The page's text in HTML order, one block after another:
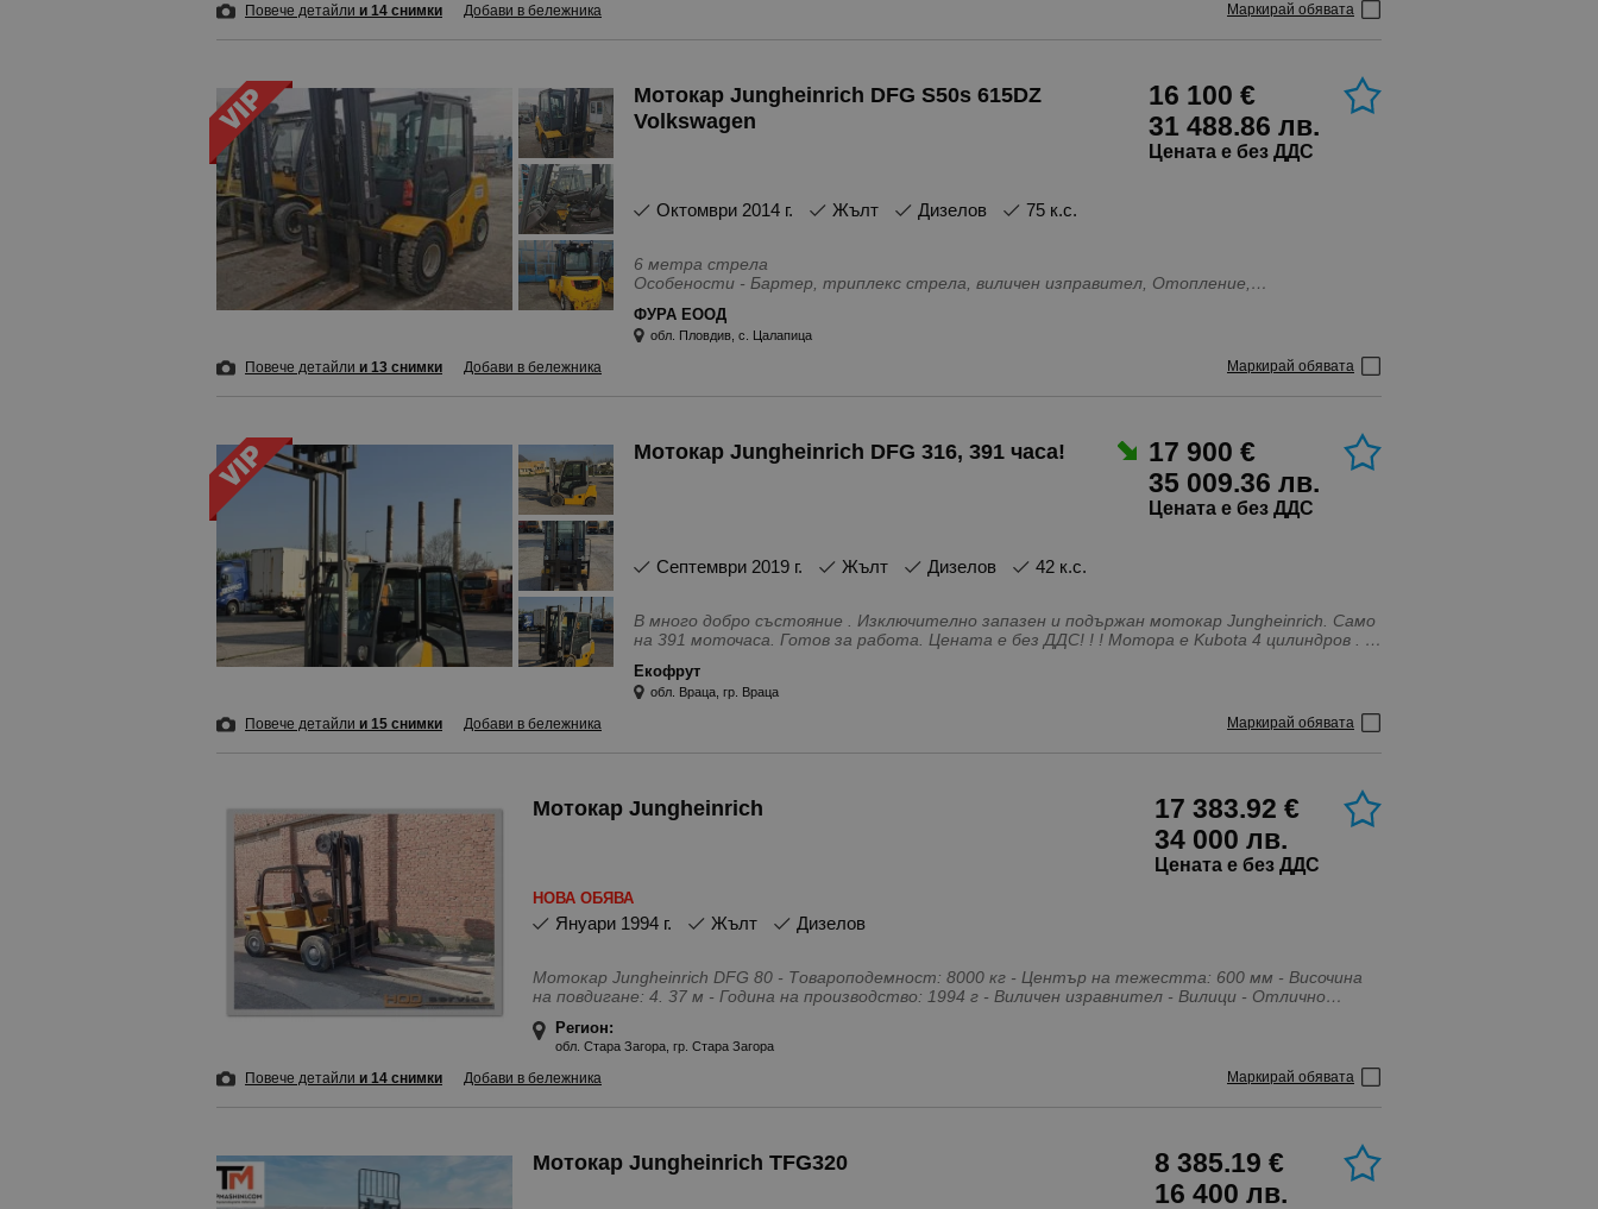
Повече детайли и 14 снимки Добави в бележника Маркирай обявата
Мотокар Jungheinrich DFG S50s 615DZ
Volkswagen
16 100 €
31 488.86 лв.
Цената е без ДДС
октомври 2014 г. Жълт Дизелов 75 к.с.
6 метра стрела
Особености - Бартер, триплекс стрела, виличен изправител, Отопление,
ФУРА ЕООД
обл. Пловдив, с. Цалапица
Повече детайли и 13 снимки Добави в бележника Маркирай обявата
Мотокар Jungheinrich DFG 316, 391 часа!
17 900 €
35 009.36 лв.
Цената е без ДДС
септември 2019 г. Жълт Дизелов 42 к.с.
В много добро състояние . Изключително запазен и подържан мотокар Jungheinrich. Само
на 391 моточаса. Готов за работа. Цената е без ДДС! ! ! Мотора е Kubota 4 цилиндров .
сервоуправление, свободен ход
Екофрут
обл. Враца, гр. Враца
Повече детайли и 15 снимки Добави в бележника Маркирай обявата
Мотокар Jungheinrich
17 383.92 €
34 000 лв.
Цената е без ДДС
НОВА ОБЯВА
януари 1994 г. Жълт Дизелов
Мотокар Jungheinrich DFG 80 - Товароподемност: 8000 кг - Център на тежестта: 600 мм - Височина
на повдигане: 4. 37 м - Година на производство: 1994 г - Виличен изравнител - Вилици - Отлично
Особености - виличен изправител, супереластични гуми
Регион:
обл. Стара Загора, гр. Стара Загора
Повече детайли и 14 снимки Добави в бележника Маркирай обявата
Мотокар Jungheinrich TFG320
8 385.19 €
16 400 лв.